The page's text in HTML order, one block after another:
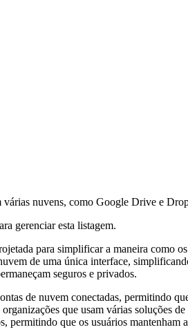
nuvens, como Google Drive e
gerenciar esta listagem.
para simplificar a maneira como
de uma única interface,
seguros e privados.
de nuvem conectadas, permitindo
que usam várias
que os usuários